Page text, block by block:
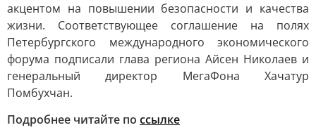
акцентом на повышении безопасности и качества
жизни. Соответствующее соглашение на полях
Петербургского международного экономического
форума подписали глава региона Айсен Николаев и
генеральный директор МегаФона Хачатур
Помбухчан.
Подробнее читайте по ссылке